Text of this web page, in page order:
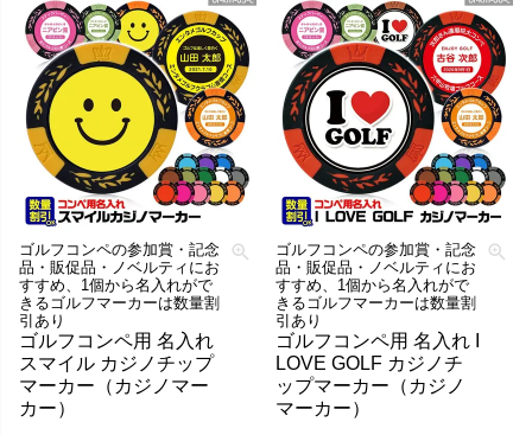
ゴルフコンペの参加賞・記念
品・販促品・ノベルティにお
すすめ、1個から名入れがで
きるゴルフマーカーは数量割
引あり
ゴルフコンペ用 名入れ
スマイル カジノチップ
マーカー（カジノマー
カー）
ゴルフコンペの参加賞・記念
品・販促品・ノベルティにお
すすめ、1個から名入れがで
きるゴルフマーカーは数量割
引あり
ゴルフコンペ用 名入れ I
LOVE GOLF カジノチ
ップマーカー（カジノ
マーカー）